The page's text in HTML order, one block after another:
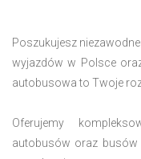
Poszukujesz
wyjazdów w Polsce
autobusowa to Twoje
Oferujemy
autobusów oraz busów